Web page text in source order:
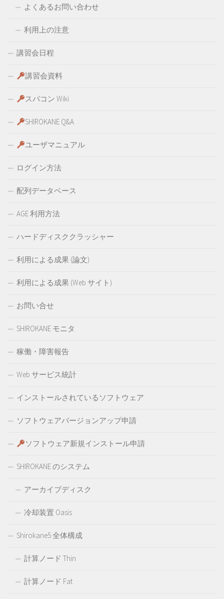
よくあるお問い合わせ
利用上の注意
講習会日程
講習会資料
スパコン Wiki
SHIROKANE Q&A
ユーザマニュアル
ログイン方法
配列データベース
AGE 利用方法
ハードディスククラッシャー
利用による成果 (論文)
利用による成果 (Web サイト)
お問い合せ
SHIROKANE モニタ
稼働・障害報告
Web サービス統計
インストールされているソフトウェア
ソフトウェアバージョンアップ申請
ソフトウェア新規インストール申請
SHIROKANE のシステム
アーカイブディスク
冷却装置 Oasis
Shirokane5 全体構成
計算ノード Thin
計算ノード Fat